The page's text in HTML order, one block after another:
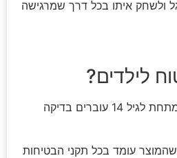
ולשחק איתו בכל דרך שמרגישה
לילדים?
כל המוצרים שלנו לילדים מתחת לגיל 14 עוברים בדיקה
שהמוצר עומד בכל תקני הבטיחות